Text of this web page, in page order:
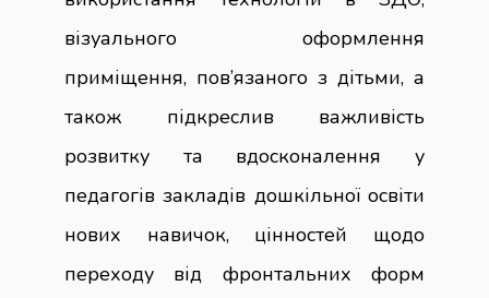
візуального оформлення
приміщення, пов’язаного з дітьми, а
також підкреслив важливість
розвитку та вдосконалення у
педагогів закладів дошкільної освіти
нових навичок, цінностей щодо
переходу від фронтальних форм